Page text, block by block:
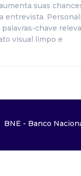
suas
entrevista.
palavras-chave
visual limpo e
BNE - Banco